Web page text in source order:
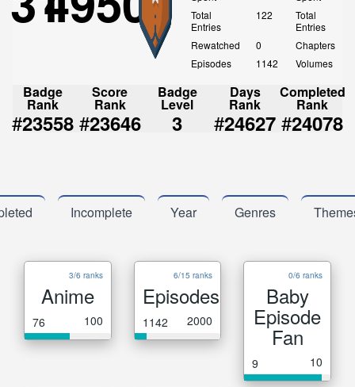
Total
Entries
122
Rewatched
0
Episodes
1142
Total
Entries
Chapters
Volumes
Badge
Rank
#23558
Score
Rank
#23646
Badge
Level
3
Days
Rank
#24627
Completed
Rank
#24078
Incomplete Year Genres
3/6 ranks
Anime
76 100
6/15 ranks
Episodes
1142 2000
0/6 ranks
Baby
Episode
Fan
9 10